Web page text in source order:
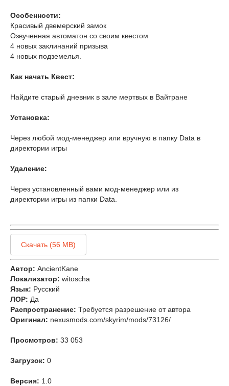
Особенности:
Красивый двемерский замок
Озвученная автоматон со своим квестом
4 новых заклинаний призыва
4 новых подземелья.
Как начать Квест:
Найдите старый дневник в зале мертвых в Вайтране
Установка:
Через любой мод-менеджер или вручную в папку Data в
директории игры
Удаление:
Через установленный вами мод-менеджер или из
директории игры из папки Data.
Скачать (56 MB)
Автор: AncientKane
Локализатор: witoscha
Язык: Русский
ЛОР: Да
Распространение: Требуется разрешение от автора
Оригинал: nexusmods.com/skyrim/mods/73126/
Просмотров: 33 053
Загрузок: 0
Версия: 1.0